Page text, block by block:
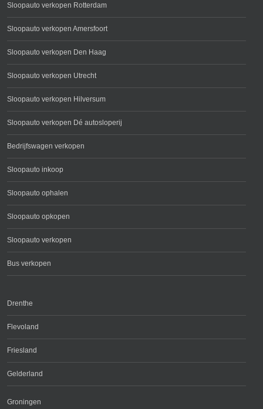
Sloopauto verkopen Rotterdam
Sloopauto verkopen Amersfoort
Sloopauto verkopen Den Haag
Sloopauto verkopen Utrecht
Sloopauto verkopen Hilversum
Sloopauto verkopen Dé autosloperij
Bedrijfswagen verkopen
Sloopauto inkoop
Sloopauto ophalen
Sloopauto opkopen
Sloopauto verkopen
Bus verkopen
Drenthe
Flevoland
Friesland
Gelderland
Groningen